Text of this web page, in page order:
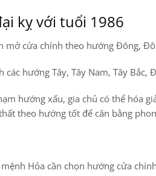
kỵ với tuổi 1986
mở cửa chính theo hướng Đông,
các hướng Tây, Tây Nam, Tây Bắc,
hướng xấu, gia chủ có thể hóa
theo hướng tốt để cân bằng
Hỏa cần chọn hướng cửa